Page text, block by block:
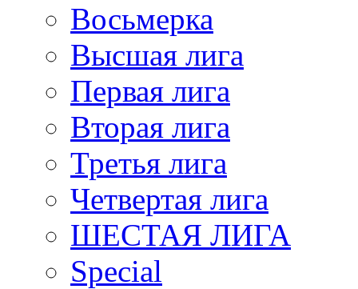
Восьмерка
Высшая лига
Первая лига
Вторая лига
Третья лига
Четвертая лига
ШЕСТАЯ ЛИГА
Special